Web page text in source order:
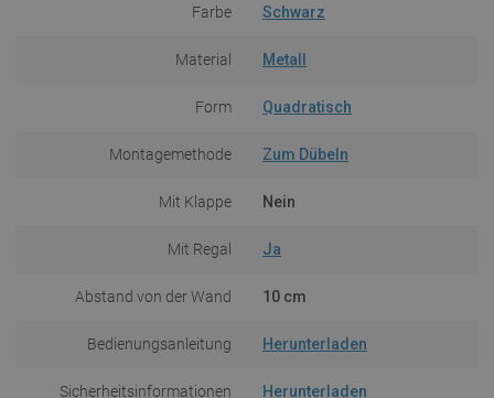
Farbe Schwarz
Material Metall
Form Quadratisch
Montagemethode Zum Dübeln
Mit Klappe Nein
Mit Regal Ja
Abstand von der Wand 10 cm
Bedienungsanleitung Herunterladen
Sicherheitsinformationen Herunterladen